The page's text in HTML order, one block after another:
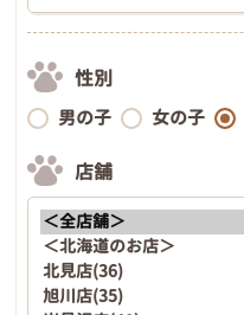
性別
男の子 女の子
店舗